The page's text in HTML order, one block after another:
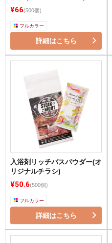
¥66(500個)
フルカラー
詳細はこちら
入浴剤リッチバスパウダー(オ
リジナルチラシ)
¥50.6(500個)
フルカラー
詳細はこちら